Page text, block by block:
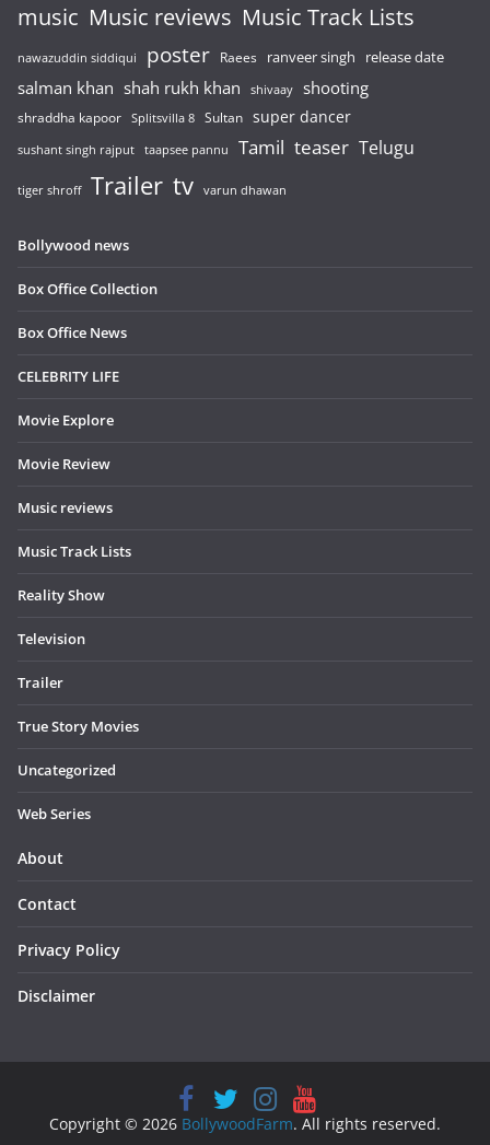
music Music reviews Music Track Lists
nawazuddin siddiqui poster Raees ranveer singh release date
salman khan shah rukh khan shivaay shooting
shraddha kapoor Splitsvilla 8 Sultan super dancer
sushant singh rajput taapsee pannu Tamil teaser Telugu
tiger shroff Trailer tv varun dhawan
Bollywood news
Box Office Collection
Box Office News
CELEBRITY LIFE
Movie Explore
Movie Review
Music reviews
Music Track Lists
Reality Show
Television
Trailer
True Story Movies
Uncategorized
Web Series
About
Contact
Privacy Policy
Disclaimer
Copyright © 2026 BollywoodFarm. All rights reserved.